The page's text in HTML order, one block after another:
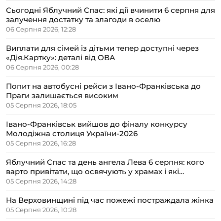
Сьогодні Яблучний Спас: які дії вчинити 6 серпня для
залучення достатку та злагоди в оселю
06 Серпня 2026, 12:28
Виплати для сімей із дітьми тепер доступні через
«Дія.Картку»: деталі від ОВА
06 Серпня 2026, 00:28
Попит на автобусні рейси з Івано-Франківська до
Праги залишається високим
05 Серпня 2026, 18:05
Івано-Франківськ вийшов до фіналу конкурсу
Молодіжна столиця України-2026
05 Серпня 2026, 16:28
Яблучний Спас та день ангела Лева 6 серпня: кого
варто привітати, що освячують у храмах і які
прикмети передбачають осінь
05 Серпня 2026, 14:28
На Верховинщині під час пожежі постраждала жінка
05 Серпня 2026, 10:28